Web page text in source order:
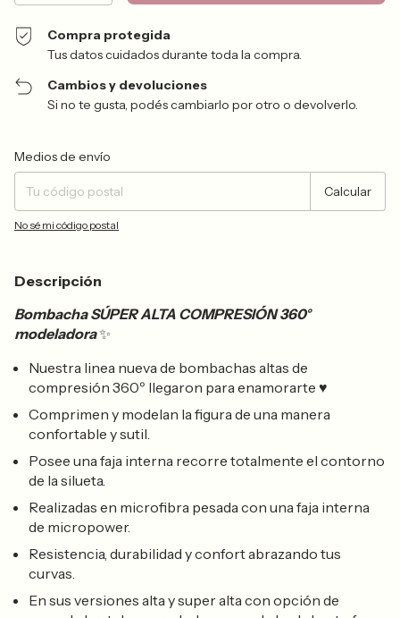
Compra protegida
Tus datos cuidados durante toda la compra.
Cambios y devoluciones
Si no te gusta, podés cambiarlo por otro o devolverlo.
Entregas para el CP:
Medios de envío
Calcular
No sé mi código postal
Descripción
Bombacha SÚPER ALTA COMPRESIÓN 360°
modeladora✨
Nuestra linea nueva de bombachas altas de
compresión 360º llegaron para enamorarte ♥
Comprimen y modelan la figura de una manera
confortable y sutil.
Posee una faja interna recorre totalmente el contorno
de la silueta.
Realizadas en microfibra pesada con una faja interna
de micropower.
Resistencia, durabilidad y confort abrazando tus
curvas.
En sus versiones alta y super alta con opción de